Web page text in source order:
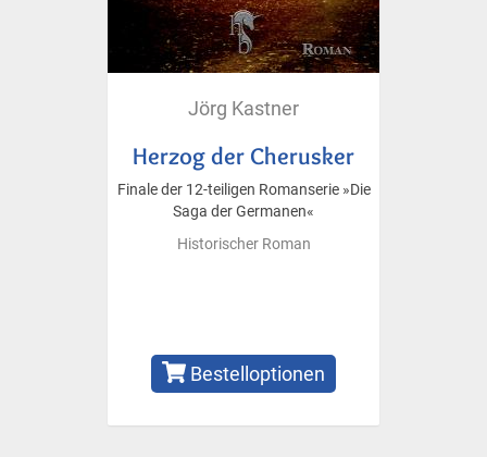
Jörg Kastner
Herzog der Cherusker
Finale der 12-teiligen Romanserie »Die
Saga der Germanen«
Historischer Roman
Bestelloptionen